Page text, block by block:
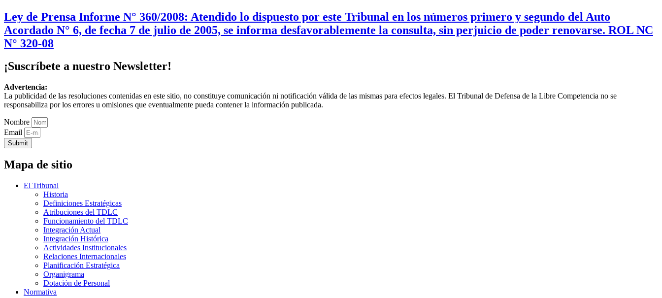
Ley de Prensa Informe N° 360/2008: Atendido lo dispuesto por este Tribunal en los números primero y segundo del Auto
Acordado N° 6, de fecha 7 de julio de 2005, se informa desfavorablemente la consulta, sin perjuicio de poder renovarse. ROL NC
N° 320-08
¡Suscríbete a nuestro Newsletter!
Advertencia:
La publicidad de las resoluciones contenidas en este sitio, no constituye comunicación ni notificación válida de las mismas para efectos legales. El Tribunal de Defensa de la Libre Competencia no se
responsabiliza por los errores u omisiones que eventualmente pueda contener la información publicada.
Nombre
Email
Submit
Mapa de sitio
El Tribunal
Historia
Definiciones Estratégicas
Atribuciones del TDLC
Funcionamiento del TDLC
Integración Actual
Integración Histórica
Actividades Institucionales
Relaciones Internacionales
Planificación Estratégica
Organigrama
Dotación de Personal
Normativa